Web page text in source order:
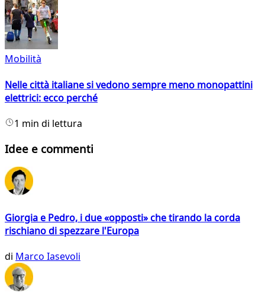
Mobilità
Nelle città italiane si vedono sempre meno monopattini
elettrici: ecco perché
1 min di lettura
Idee e commenti
Giorgia e Pedro, i due «opposti» che tirando la corda
rischiano di spezzare l'Europa
di Marco Iasevoli